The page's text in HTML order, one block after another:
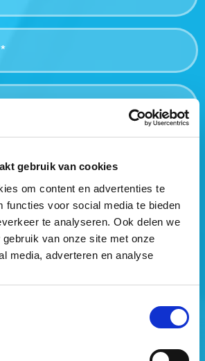
gebruik van cookies
om content en advertenties te
functies voor social media te bieden
te analyseren. Ook delen we
van onze site met onze
media, adverteren en analyse
jouw gegevens opslaan?
om mijn gegevens op te slaan
over het laatste vastgoednieuws.
School